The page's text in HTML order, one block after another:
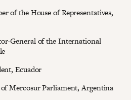
of the House of Representatives,
General of the International
Ecuador
Mercosur Parliament, Argentina